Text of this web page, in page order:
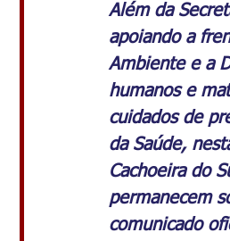
Além da
apoiando a
Ambiente e a
humanos e
cuidados de
da Saúde,
Cachoeira do
permanecem
comunicado